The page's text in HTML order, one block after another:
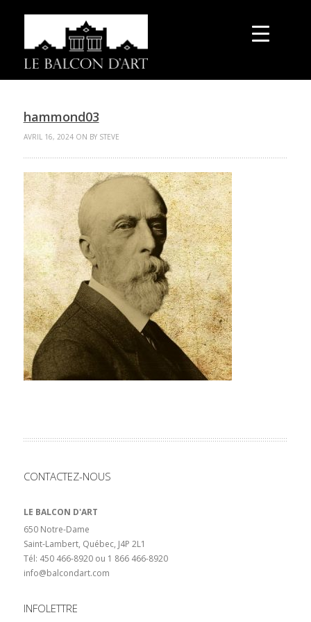
hammond03
AVRIL 16, 2024 ON BY STEVE
CONTACTEZ-NOUS
LE BALCON D'ART
650 Notre-Dame
Saint-Lambert, Québec, J4P 2L1
Tél: 450 466-8920 ou 1 866 466-8920
info@balcondart.com
INFOLETTRE